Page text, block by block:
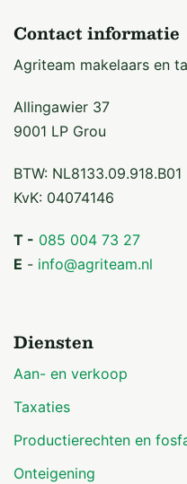
Contact informatie
Agriteam makelaars en
Allingawier 37
9001 LP Grou
BTW: NL8133.09.918.B01
KvK: 04074146
T - 085 004 73 27
E - info@agriteam.nl
Diensten
Aan- en verkoop
Taxaties
Productierechten en
Onteigening